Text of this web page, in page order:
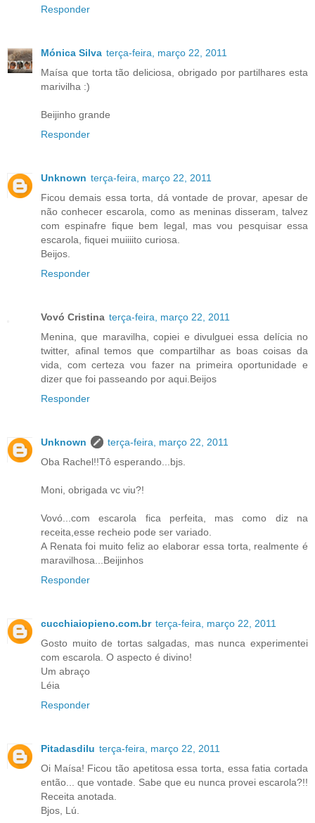
Responder
Mónica Silva terça-feira, março 22, 2011
Maísa que torta tão deliciosa, obrigado por partilhares esta
marivilha :)
Beijinho grande
Responder
Unknown terça-feira, março 22, 2011
Ficou demais essa torta, dá vontade de provar, apesar de
não conhecer escarola, como as meninas disseram, talvez
com espinafre fique bem legal, mas vou pesquisar essa
escarola, fiquei muiiiito curiosa.
Beijos.
Responder
Vovó Cristina terça-feira, março 22, 2011
Menina, que maravilha, copiei e divulguei essa delícia no
twitter, afinal temos que compartilhar as boas coisas da
vida, com certeza vou fazer na primeira oportunidade e
dizer que foi passeando por aqui.Beijos
Responder
Unknown
terça-feira, março 22, 2011
Oba Rachel!!Tô esperando...bjs.
Moni, obrigada vc viu?!
Vovó...com escarola fica perfeita, mas como diz na
receita,esse recheio pode ser variado.
A Renata foi muito feliz ao elaborar essa torta, realmente é
maravilhosa...Beijinhos
Responder
cucchiaiopieno.com.br terça-feira, março 22, 2011
Gosto muito de tortas salgadas, mas nunca experimentei
com escarola. O aspecto é divino!
Um abraço
Léia
Responder
Pitadasdilu terça-feira, março 22, 2011
Oi Maísa! Ficou tão apetitosa essa torta, essa fatia cortada
então... que vontade. Sabe que eu nunca provei escarola?!!
Receita anotada.
Bjos, Lú.